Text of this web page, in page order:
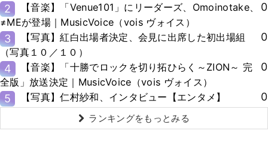
2
【音楽】「Venue101」にリーダーズ、Omoinotake、
≠MEが登場｜MusicVoice（vois ヴォイス）
0
3
【写真】紅白出場者決定、会見に出席した初出場組
（写真１０／１０）
0
4
【音楽】「十勝でロックを切り拓ひらく～ZION～ 完
全版」放送決定｜MusicVoice（vois ヴォイス）
0
5 【写真】仁村紗和、インタビュー【エンタメ】 0
ランキングをもっとみる